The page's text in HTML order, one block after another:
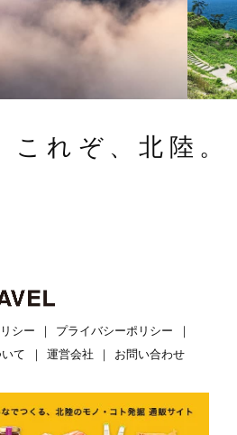
これぞ、北陸。
シー
プライバシーポリシー
て
運営会社 お問い合わせ